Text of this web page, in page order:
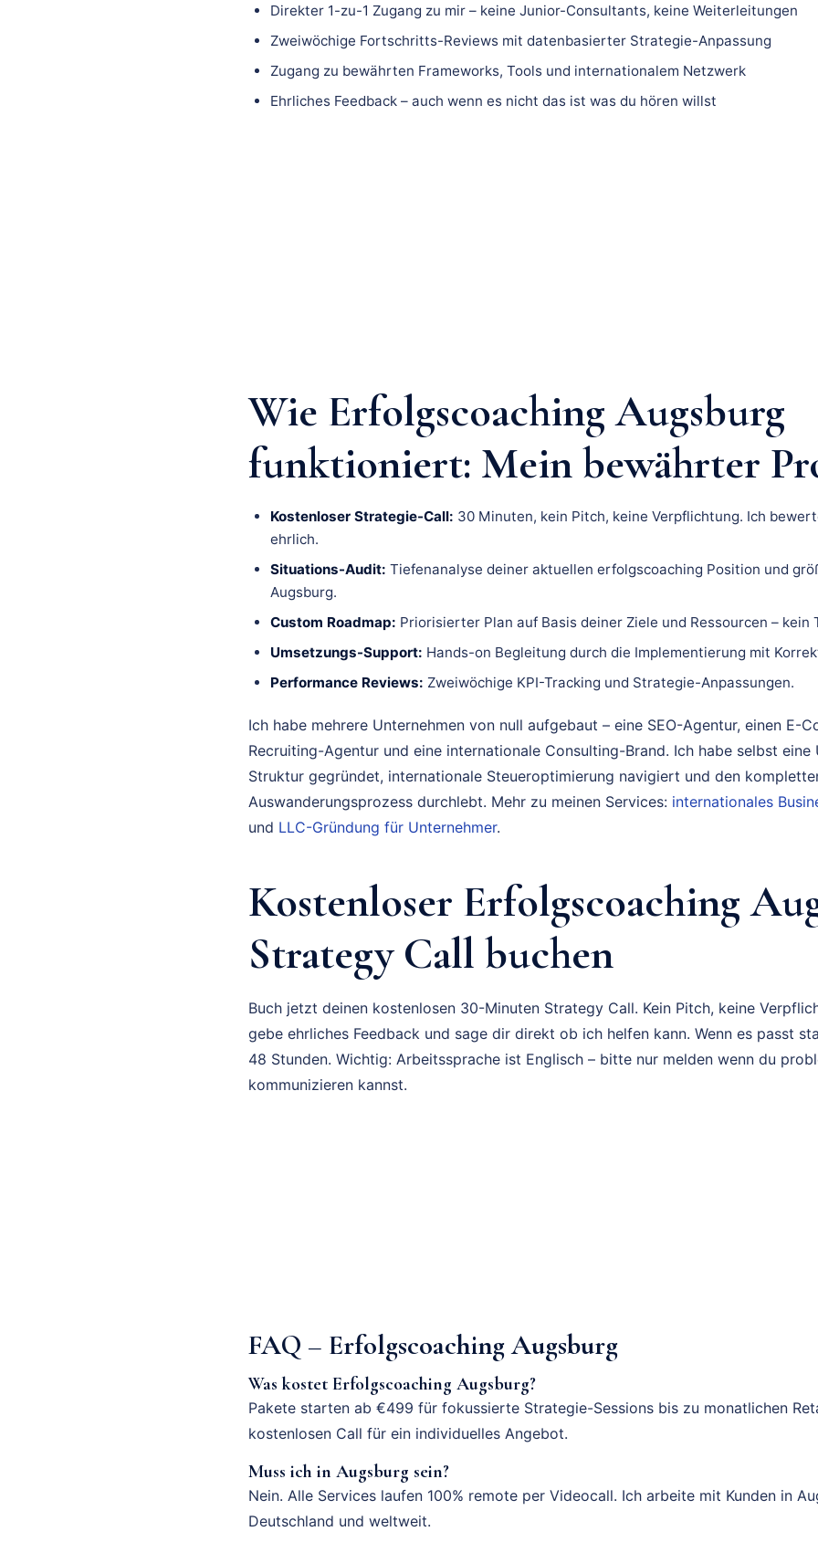
Direkter 1-zu-1 Zugang zu mir – keine Junior-Consultants, keine Weiterleitungen
Zweiwöchige Fortschritts-Reviews mit datenbasierter Strategie-Anpassung
Zugang zu bewährten Frameworks, Tools und internationalem Netzwerk
Ehrliches Feedback – auch wenn es nicht das ist was du hören willst
Wie Erfolgscoaching Augsburg
funktioniert: Mein bewährter
Kostenloser Strategie-Call: 30 Minuten, kein Pitch, keine Verpflichtung. Ich
ehrlich.
Situations-Audit: Tiefenanalyse deiner aktuellen erfolgscoaching Position und
Augsburg.
Custom Roadmap: Priorisierter Plan auf Basis deiner Ziele und Ressourcen – kein
Umsetzungs-Support: Hands-on Begleitung durch die Implementierung mit
Performance Reviews: Zweiwöchige KPI-Tracking und Strategie-Anpassungen.
Ich habe mehrere Unternehmen von null aufgebaut – eine SEO-Agentur, einen E-
Recruiting-Agentur und eine internationale Consulting-Brand. Ich habe selbst eine
Struktur gegründet, internationale Steueroptimierung navigiert und den
Auswanderungsprozess durchlebt. Mehr zu meinen Services: internationales
und LLC-Gründung für Unternehmer.
Kostenloser Erfolgscoaching
Strategy Call buchen
Buch jetzt deinen kostenlosen 30-Minuten Strategy Call. Kein Pitch, keine
gebe ehrliches Feedback und sage dir direkt ob ich helfen kann. Wenn es passt
48 Stunden. Wichtig: Arbeitssprache ist Englisch – bitte nur melden wenn du
kommunizieren kannst.
FAQ – Erfolgscoaching Augsburg
Was kostet Erfolgscoaching Augsburg?
Pakete starten ab €499 für fokussierte Strategie-Sessions bis zu monatlichen
kostenlosen Call für ein individuelles Angebot.
Muss ich in Augsburg sein?
Nein. Alle Services laufen 100% remote per Videocall. Ich arbeite mit Kunden in
Deutschland und weltweit.